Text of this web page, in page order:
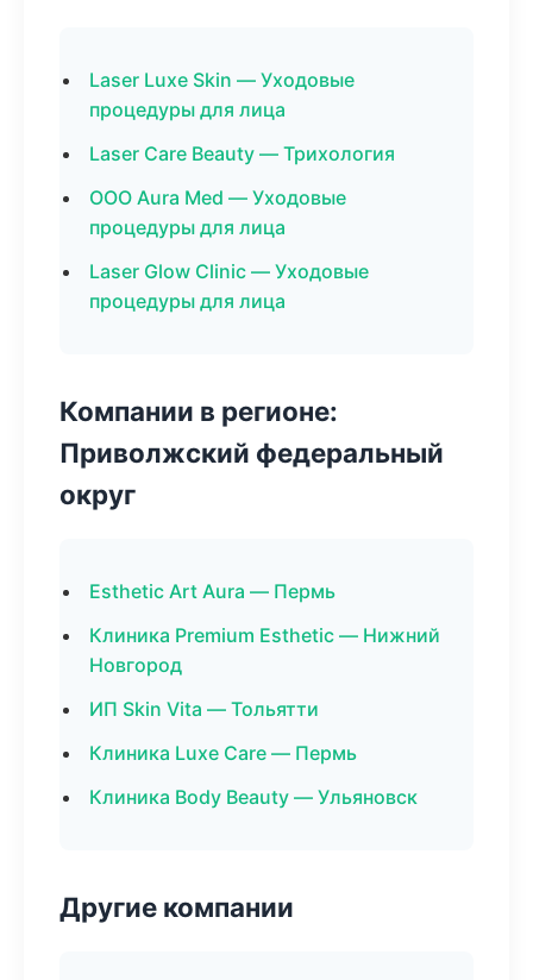
Laser Luxe Skin — Уходовые
процедуры для лица
Laser Care Beauty — Трихология
ООО Aura Med — Уходовые
процедуры для лица
Laser Glow Clinic — Уходовые
процедуры для лица
Компании в регионе:
Приволжский федеральный
округ
Esthetic Art Aura — Пермь
Клиника Premium Esthetic — Нижний
Новгород
ИП Skin Vita — Тольятти
Клиника Luxe Care — Пермь
Клиника Body Beauty — Ульяновск
Другие компании